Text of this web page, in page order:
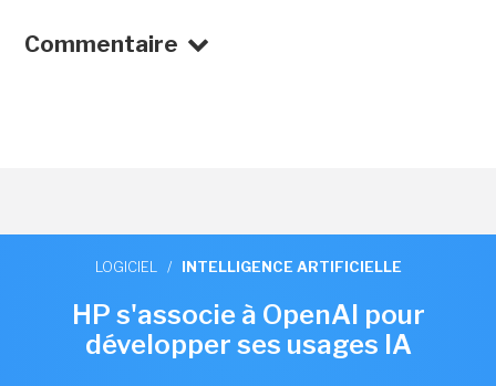
Commentaire
LOGICIEL / INTELLIGENCE ARTIFICIELLE
HP s'associe à OpenAI pour
développer ses usages IA